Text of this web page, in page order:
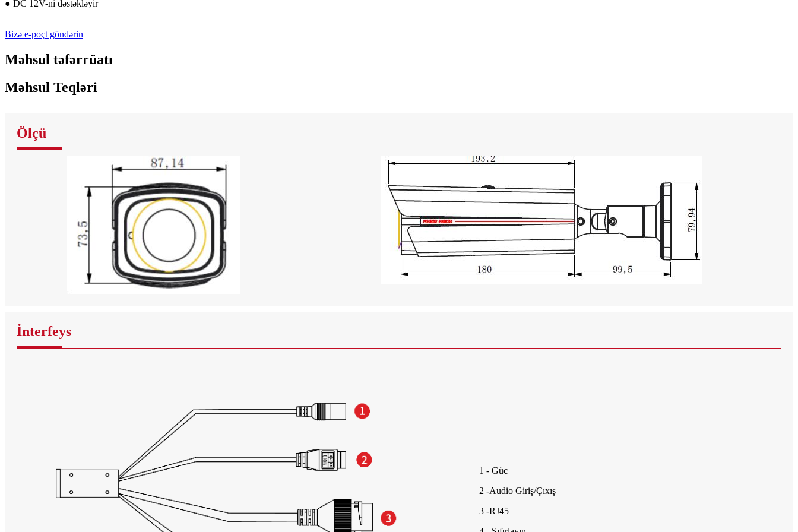
● DC 12V-ni dəstəkləyir
Bizə e-poçt göndərin
Məhsul təfərrüatı
Məhsul Teqləri
Ölçü
İnterfeys
1 - Güc
2 -Audio Giriş/Çıxış
3 -RJ45